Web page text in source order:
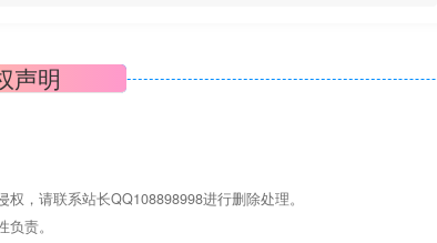
声明
，请联系站长QQ108898998进行删除处理。
责。